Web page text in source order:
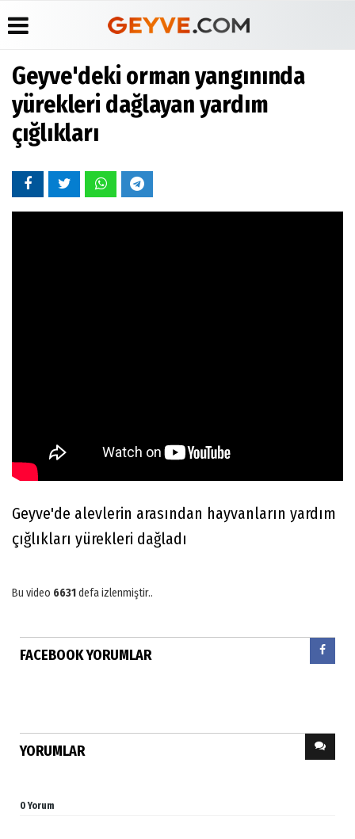
Üye Paneli
Haber
Arşivi
Haberleri
Anketler
Biyografiler
Köşe
Yazarları
Geyve'deki orman yangınında
yürekleri dağlayan yardım
çığlıkları
Geyve'de alevlerin arasından hayvanların yardım
çığlıkları yürekleri dağladı
Bu video 6631defa izlenmiştir..
FACEBOOK YORUMLAR
YORUMLAR
0 Yorum